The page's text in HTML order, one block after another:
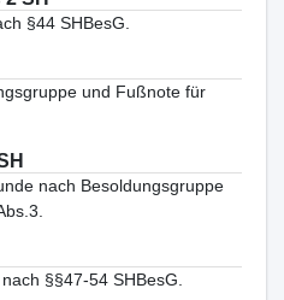
§44 SHBesG.
und Fußnote für
nach Besoldungsgruppe
§§47-54 SHBesG.